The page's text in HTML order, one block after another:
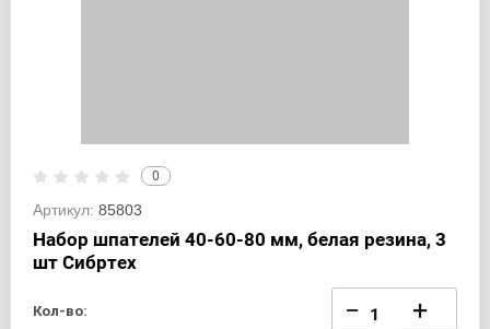
0
Артикул: 85803
Набор шпателей 40-60-80 мм, белая резина, 3
шт Сибртех
Кол-во: − +